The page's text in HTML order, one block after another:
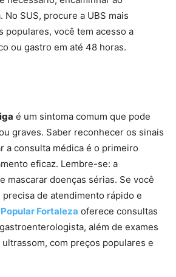
SUS, procure a UBS mais
populares, você tem acesso a
ou gastro em até 48 horas.
é um sintoma comum que pode
graves. Saber reconhecer os sinais
a consulta médica é o primeiro
eficaz. Lembre-se: a
mascarar doenças sérias. Se você
precisa de atendimento rápido e
Fortaleza oferece consultas
além de exames
com preços populares e